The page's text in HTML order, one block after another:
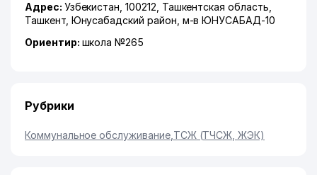
Адрес: Узбекистан, 100212, Ташкентская область
Ташкент, Юнусабадский район м-в ЮНУСАБАД-10
Ориентир: школа №265
Рубрики
Коммунальное обслуживание, ТСЖ (ТЧСЖ, ЖЭК)